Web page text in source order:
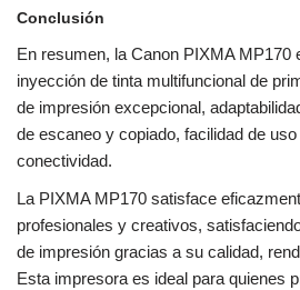
Conclusión
En resumen, la Canon PIXMA MP170
inyección de tinta multifuncional de
de impresión excepcional,
de escaneo y copiado, facilidad de
conectividad.
La PIXMA MP170 satisface
profesionales y creativos,
de impresión gracias a su calidad,
Esta impresora es ideal para quienes